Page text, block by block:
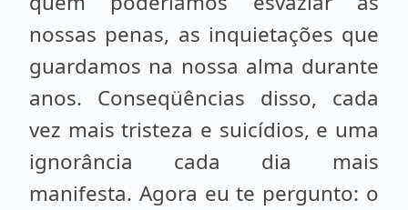
nossas penas, as inquietações que
guardamos na nossa alma durante
anos. Conseqüências disso, cada
vez mais tristeza e suicídios, e uma
ignorância cada dia mais
manifesta. Agora eu te pergunto: o